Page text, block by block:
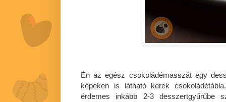
Én az egész csokoládémasszát egy
képeken is látható kerek
érdemes inkább 2-3 desszertgyűrűbe